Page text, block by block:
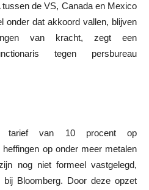
de VS, Canada en Mexico
onder dat akkoord vallen, blijven
van kracht, zegt een
tegen persbureau
tarief van 10 procent op
op onder meer metalen
nog niet formeel vastgelegd,
Bloomberg. Door deze opzet